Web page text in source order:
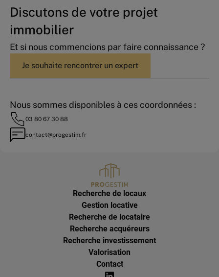
Discutons de votre projet
immobilier
Et si nous commencions par faire connaissance ?
Je souhaite rencontrer un expert
Nous sommes disponibles à ces coordonnées :
03 80 67 30 88
contact@progestim.fr
Recherche de locaux
Gestion locative
Recherche de locataire
Recherche acquéreurs
Recherche investissement
Valorisation
Contact